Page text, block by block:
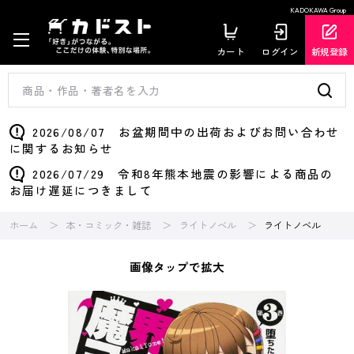
KADOKAWA Group
カート ログイン 新規登録
2026/08/07 お盆期間中の出荷およびお問い合わせ
に関するお知らせ
2026/07/29 令和8年熊本地震の影響による商品の
お届け遅延につきまして
ホーム 本・コミック・雑誌 ライトノベル ライトノベル
画像タップで拡大